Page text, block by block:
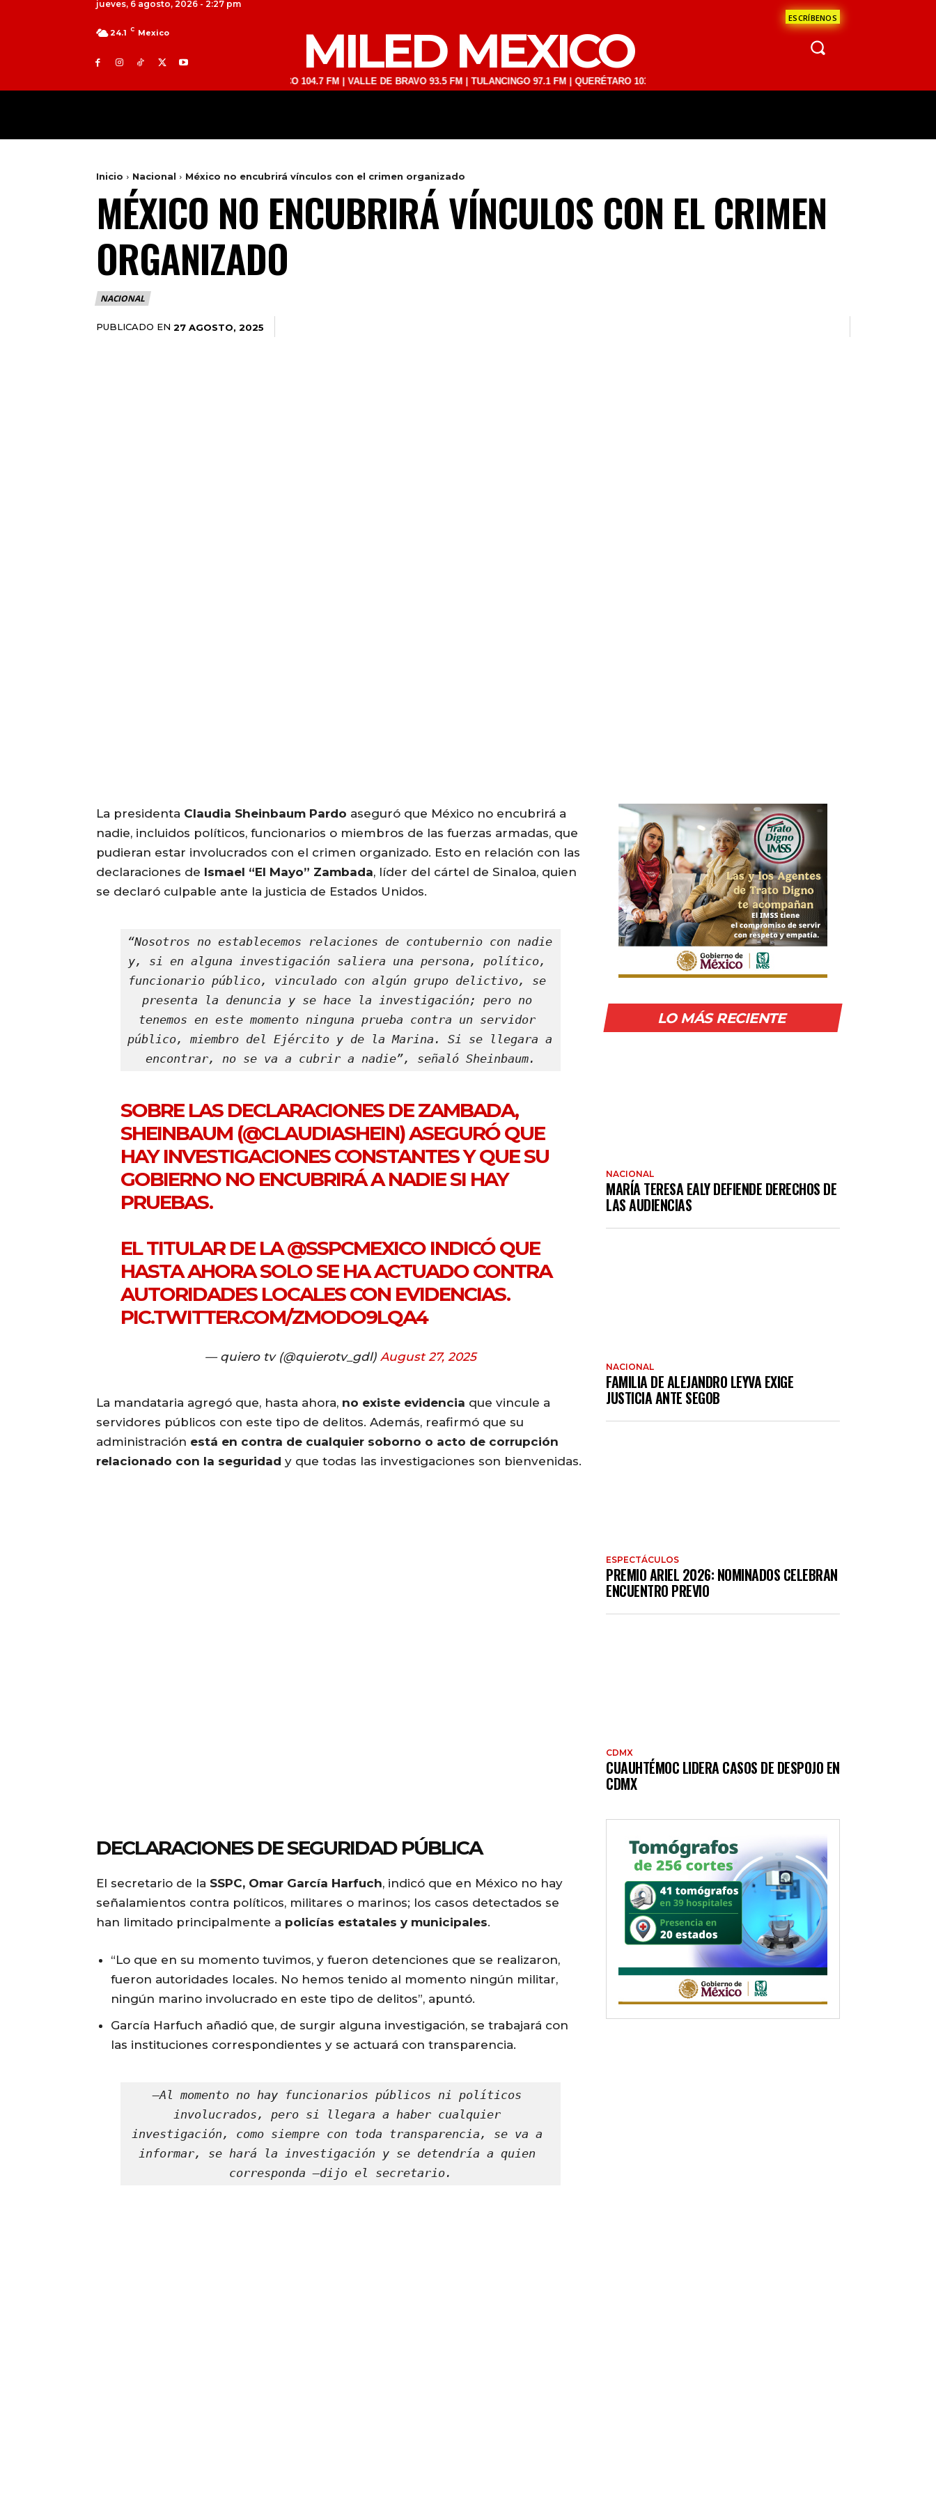
jueves, 6 agosto, 2026 - 2:27 pm
ESCRÍBENOS
24.1 C Mexico MILED MEXICO
TOLUCA 98.9 FM | ATLACOMULCO 104.7 FM | VALLE DE BRAVO 93.5 FM | TULANCINGO 97.1 FM | QUERÉTARO 103.1 FM | SAN JUAN DEL RÍO 93.1 FM | GUADALAJARA 1510 AM | LA PAZ
Inicio Nacional México no encubrirá vínculos con el crimen organizado
MÉXICO NO ENCUBRIRÁ VÍNCULOS CON EL CRIMEN
ORGANIZADO
NACIONAL
PUBLICADO EN 27 AGOSTO, 2025
La presidenta Claudia Sheinbaum Pardo aseguró que México no encubrirá a
nadie, incluidos políticos, funcionarios o miembros de las fuerzas armadas, que
pudieran estar involucrados con el crimen organizado. Esto en relación con las
declaraciones de Ismael “El Mayo” Zambada, líder del cártel de Sinaloa, quien
se declaró culpable ante la justicia de Estados Unidos.
“Nosotros no establecemos relaciones de contubernio con nadie
y, si en alguna investigación saliera una persona, político,
funcionario público, vinculado con algún grupo delictivo, se
presenta la denuncia y se hace la investigación; pero no
tenemos en este momento ninguna prueba contra un servidor
público, miembro del Ejército y de la Marina. Si se llegara a
encontrar, no se va a cubrir a nadie”, señaló Sheinbaum.
SOBRE LAS DECLARACIONES DE ZAMBADA,
SHEINBAUM (@CLAUDIASHEIN) ASEGURÓ QUE
HAY INVESTIGACIONES CONSTANTES Y QUE SU
GOBIERNO NO ENCUBRIRÁ A NADIE SI HAY
PRUEBAS.
EL TITULAR DE LA@SSPCMEXICOINDICÓ QUE
HASTA AHORA SOLO SE HA ACTUADO CONTRA
AUTORIDADES LOCALES CON EVIDENCIAS.
PIC.TWITTER.COM/ZMODO9LQA4
— quiero tv (@quierotv_gdl) August 27, 2025
La mandataria agregó que, hasta ahora, no existe evidencia que vincule a
servidores públicos con este tipo de delitos. Además, reafirmó que su
administración está en contra de cualquier soborno o acto de corrupción
relacionado con la seguridad y que todas las investigaciones son bienvenidas.
DECLARACIONES DE SEGURIDAD PÚBLICA
El secretario de la SSPC, Omar García Harfuch, indicó que en México no hay
señalamientos contra políticos, militares o marinos; los casos detectados se
han limitado principalmente a policías estatales y municipales.
“Lo que en su momento tuvimos, y fueron detenciones que se realizaron,
fueron autoridades locales. No hemos tenido al momento ningún militar,
ningún marino involucrado en este tipo de delitos”, apuntó.
García Harfuch añadió que, de surgir alguna investigación, se trabajará con
las instituciones correspondientes y se actuará con transparencia.
—Al momento no hay funcionarios públicos ni políticos
involucrados, pero si llegara a haber cualquier
investigación, como siempre con toda transparencia, se va a
informar, se hará la investigación y se detendría a quien
corresponda —dijo el secretario.
LO MÁS RECIENTE
NACIONAL
MARÍA TERESA EALY DEFIENDE DERECHOS DE
LAS AUDIENCIAS
NACIONAL
FAMILIA DE ALEJANDRO LEYVA EXIGE
JUSTICIA ANTE SEGOB
ESPECTÁCULOS
PREMIO ARIEL 2026: NOMINADOS CELEBRAN
ENCUENTRO PREVIO
CDMX
CUAUHTÉMOC LIDERA CASOS DE DESPOJO EN
CDMX